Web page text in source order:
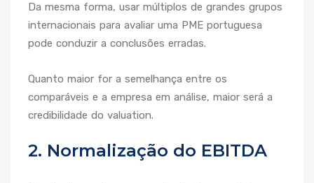
Da mesma forma, usar múltiplos de grandes grupos
internacionais para avaliar uma PME portuguesa
pode conduzir a conclusões erradas.
Quanto maior for a semelhança entre os
comparáveis e a empresa em análise, maior será a
credibilidade do valuation.
2. Normalização do EBITDA